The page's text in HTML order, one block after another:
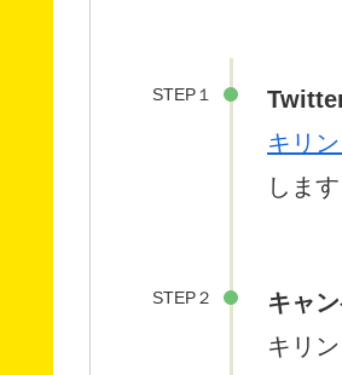
STEP１
キリ
しま
STEP２
キャ
キリ